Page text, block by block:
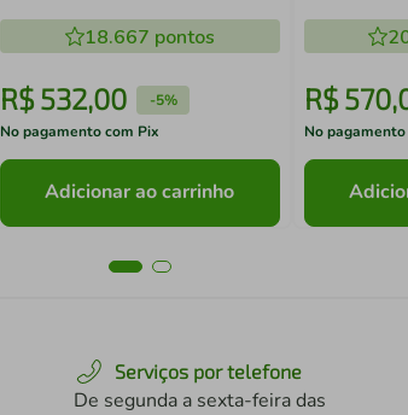
18.667 pontos
R$532,00 -5%
No pagamento com Pix
Adicionar ao carrinho
R$ 570,
No
Serviços por telefone
De segunda a sexta-feira das